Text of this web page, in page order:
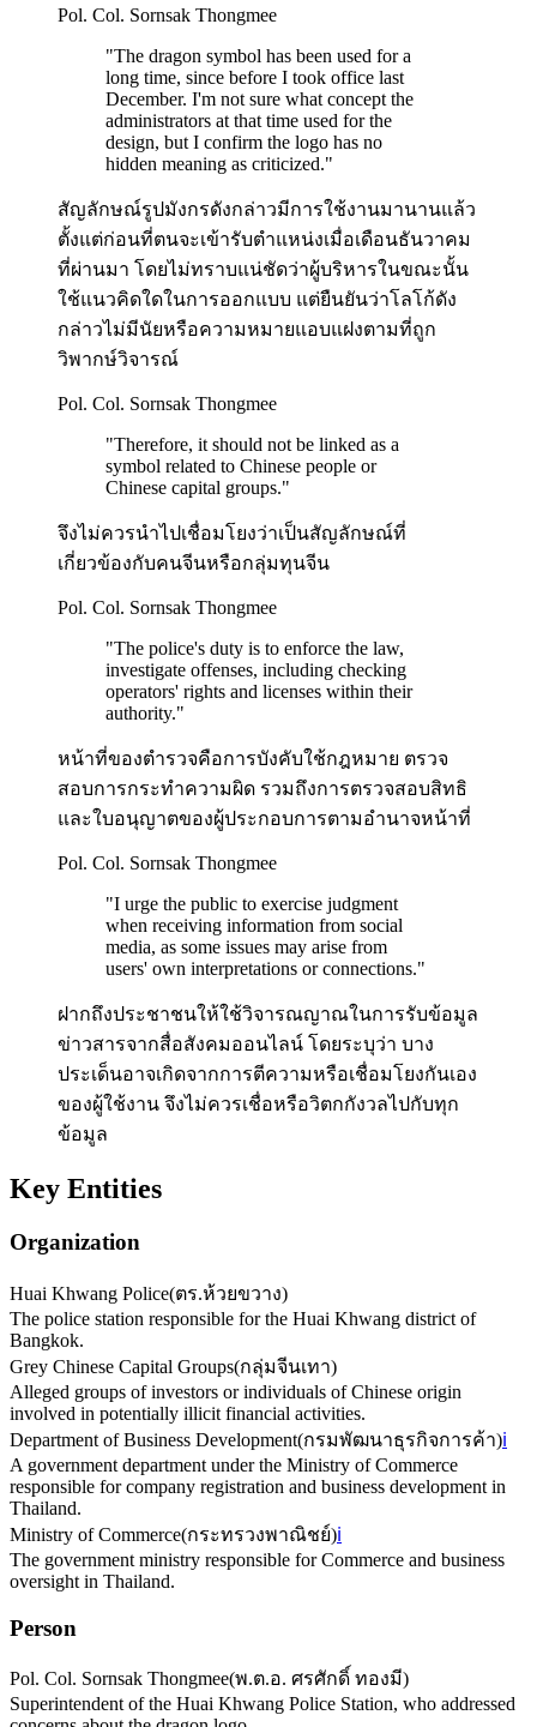
Pol. Col. Sornsak Thongmee
"The dragon symbol has been used for a
long time, since before I took office last
December. I'm not sure what concept the
administrators at that time used for the
design, but I confirm the logo has no
hidden meaning as criticized."
สัญลักษณ์รูปมังกรดังกล่าวมีการใช้งานมานานแล้ว
ตั้งแต่ก่อนที่ตนจะเข้ารับตำแหน่งเมื่อเดือนธันวาคม
ที่ผ่านมา โดยไม่ทราบแน่ชัดว่าผู้บริหารในขณะนั้น
ใช้แนวคิดใดในการออกแบบ แต่ยืนยันว่าโลโก้ดัง
กล่าวไม่มีนัยหรือความหมายแอบแฝงตามที่ถูก
วิพากษ์วิจารณ์
Pol. Col. Sornsak Thongmee
"Therefore, it should not be linked as a
symbol related to Chinese people or
Chinese capital groups."
จึงไม่ควรนำไปเชื่อมโยงว่าเป็นสัญลักษณ์ที่
เกี่ยวข้องกับคนจีนหรือกลุ่มทุนจีน
Pol. Col. Sornsak Thongmee
"The police's duty is to enforce the law,
investigate offenses, including checking
operators' rights and licenses within their
authority."
หน้าที่ของตำรวจคือการบังคับใช้กฎหมาย ตรวจ
สอบการกระทำความผิด รวมถึงการตรวจสอบสิทธิ
และใบอนุญาตของผู้ประกอบการตามอำนาจหน้าที่
Pol. Col. Sornsak Thongmee
"I urge the public to exercise judgment
when receiving information from social
media, as some issues may arise from
users' own interpretations or connections."
ฝากถึงประชาชนให้ใช้วิจารณญาณในการรับข้อมูล
ข่าวสารจากสื่อสังคมออนไลน์ โดยระบุว่า บาง
ประเด็นอาจเกิดจากการตีความหรือเชื่อมโยงกันเอง
ของผู้ใช้งาน จึงไม่ควรเชื่อหรือวิตกกังวลไปกับทุก
ข้อมูล
Key Entities
Organization
Huai Khwang Police(ตร.ห้วยขวาง)
The police station responsible for the Huai Khwang district of
Bangkok.
Grey Chinese Capital Groups(กลุ่มจีนเทา)
Alleged groups of investors or individuals of Chinese origin
involved in potentially illicit financial activities.
Department of Business Development(กรมพัฒนาธุรกิจการค้า)ℹ️
A government department under the Ministry of Commerce
responsible for company registration and business development in
Thailand.
Ministry of Commerce(กระทรวงพาณิชย์)ℹ️
The government ministry responsible for Commerce and business
oversight in Thailand.
Person
Pol. Col. Sornsak Thongmee(พ.ต.อ. ศรศักดิ์ ทองมี)
Superintendent of the Huai Khwang Police Station, who addressed